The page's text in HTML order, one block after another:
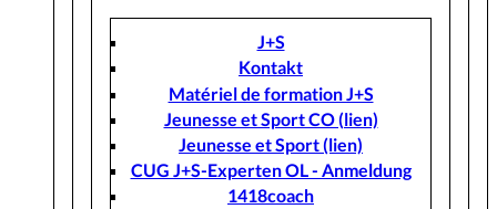
J+S
Kontakt
Matériel de formation J+S
Jeunesse et Sport CO (lien)
Jeunesse et Sport (lien)
CUG J+S-Experten OL - Anmeldung
1418coach